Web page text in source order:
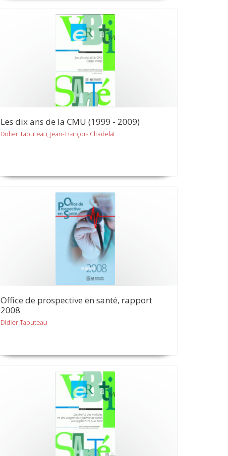
Les dix ans de la CMU (1999 - 2009)
Didier Tabuteau, Jean-François Chadelat
Office de prospective en santé, rapport
2008
Didier Tabuteau